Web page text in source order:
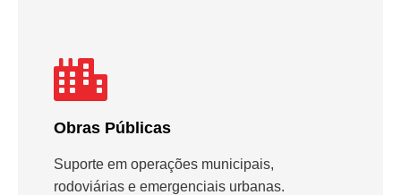
Obras Públicas
Suporte em operações municipais,
rodoviárias e emergenciais urbanas.